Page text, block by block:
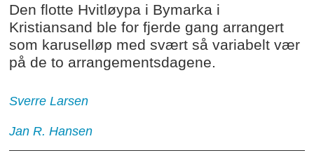
Den flotte Hvitløypa i Bymarka i
Kristiansand ble for fjerde gang arrangert
som karuselløp med svært så variabelt vær
på de to arrangementsdagene.
Sverre Larsen
Jan R. Hansen